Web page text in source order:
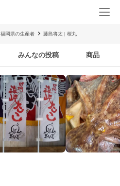
福岡県の生産者 藤島将太 | 桜丸
みんなの投稿 商品